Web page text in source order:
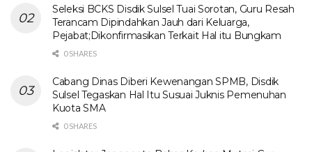
Seleksi BCKS Disdik Sulsel Tuai Sorotan, Guru Resah
Terancam Dipindahkan Jauh dari Keluarga,
Pejabat;Dikonfirmasikan Terkait Hal itu Bungkam
0 SHARES
Cabang Dinas Diberi Kewenangan SPMB, Disdik
Sulsel Tegaskan Hal Itu Susuai Juknis Pemenuhan
Kuota SMA
0 SHARES